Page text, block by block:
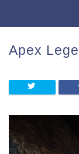
Apex